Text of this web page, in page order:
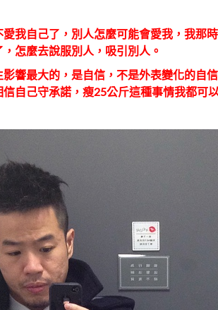
我自己了，別人怎麼可能會愛我，我那
怎麼去說服別人，吸引別人。
響最大的，是自信，不是外表變化的自
自己守承諾，瘦25公斤這種事情我都可